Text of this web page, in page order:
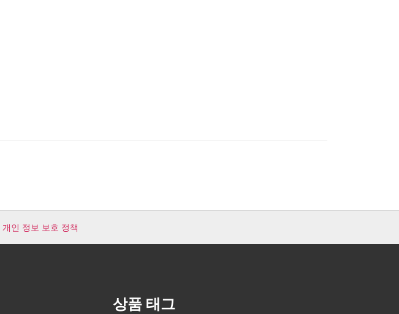
개인 정보 보호 정책
상품 태그